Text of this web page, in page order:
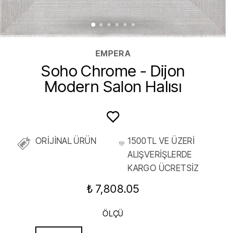
EMPERA
Soho Chrome - Dijon
Modern Salon Halısı
ORİJİNAL ÜRÜN
1500TL VE ÜZERİ
ALIŞVERİŞLERDE
KARGO ÜCRETSİZ
₺ 7,808.05
ÖLÇÜ